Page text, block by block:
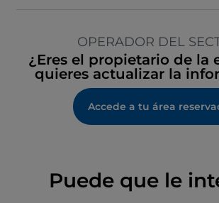
OPERADOR DEL
¿Eres el propietario de la
quieres actualizar la
Accede a tu área
Puede que le